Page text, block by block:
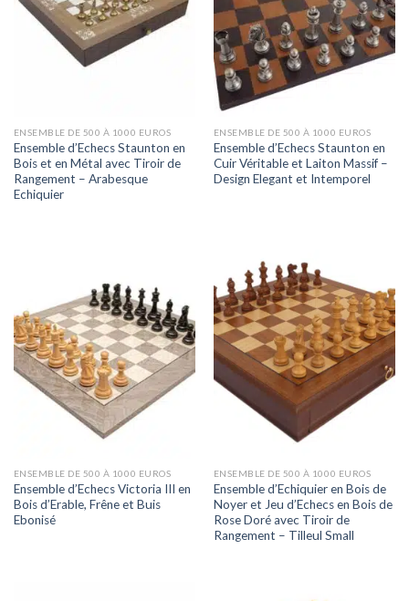
ENSEMBLE DE 500 À 1000 EUROS
Ensemble d’Echecs Staunton en
Bois et en Métal avec Tiroir de
Rangement – Arabesque
Echiquier
ENSEMBLE DE 500 À 1000 EUROS
Ensemble d’Echecs Staunton en
Cuir Véritable et Laiton Massif –
Design Elegant et Intemporel
ENSEMBLE DE 500 À 1000 EUROS
Ensemble d’Echecs Victoria III en
Bois d’Erable, Frêne et Buis
Ebonisé
ENSEMBLE DE 500 À 1000 EUROS
Ensemble d’Echiquier en Bois de
Noyer et Jeu d’Echecs en Bois de
Rose Doré avec Tiroir de
Rangement – Tilleul Small